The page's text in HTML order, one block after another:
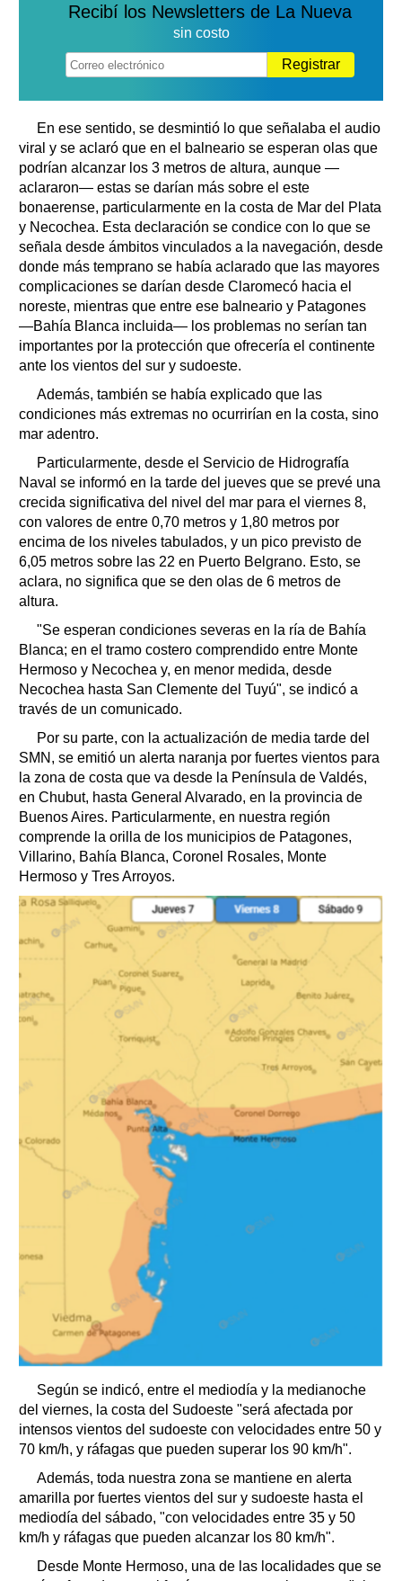
Recibí los Newsletters de La Nueva
sin costo
Registrar
En ese sentido, se desmintió lo que señalaba el audio
viral y se aclaró que en el balneario se esperan olas que
podrían alcanzar los 3 metros de altura, aunque —
aclararon— estas se darían más sobre el este
bonaerense, particularmente en la costa de Mar del Plata
y Necochea. Esta declaración se condice con lo que se
señala desde ámbitos vinculados a la navegación, desde
donde más temprano se había aclarado que las mayores
complicaciones se darían desde Claromecó hacia el
noreste, mientras que entre ese balneario y Patagones
—Bahía Blanca incluida— los problemas no serían tan
importantes por la protección que ofrecería el continente
ante los vientos del sur y sudoeste.
Además, también se había explicado que las
condiciones más extremas no ocurrirían en la costa, sino
mar adentro.
Particularmente, desde el Servicio de Hidrografía
Naval se informó en la tarde del jueves que se prevé una
crecida significativa del nivel del mar para el viernes 8,
con valores de entre 0,70 metros y 1,80 metros por
encima de los niveles tabulados, y un pico previsto de
6,05 metros sobre las 22 en Puerto Belgrano. Esto, se
aclara, no significa que se den olas de 6 metros de
altura.
"Se esperan condiciones severas en la ría de Bahía
Blanca; en el tramo costero comprendido entre Monte
Hermoso y Necochea y, en menor medida, desde
Necochea hasta San Clemente del Tuyú", se indicó a
través de un comunicado.
Por su parte, con la actualización de media tarde del
SMN, se emitió un alerta naranja por fuertes vientos para
la zona de costa que va desde la Península de Valdés,
en Chubut, hasta General Alvarado, en la provincia de
Buenos Aires. Particularmente, en nuestra región
comprende la orilla de los municipios de Patagones,
Villarino, Bahía Blanca, Coronel Rosales, Monte
Hermoso y Tres Arroyos.
Según se indicó, entre el mediodía y la medianoche
del viernes, la costa del Sudoeste "será afectada por
intensos vientos del sudoeste con velocidades entre 50 y
70 km/h, y ráfagas que pueden superar los 90 km/h".
Además, toda nuestra zona se mantiene en alerta
amarilla por fuertes vientos del sur y sudoeste hasta el
mediodía del sábado, "con velocidades entre 35 y 50
km/h y ráfagas que pueden alcanzar los 80 km/h".
Desde Monte Hermoso, una de las localidades que se